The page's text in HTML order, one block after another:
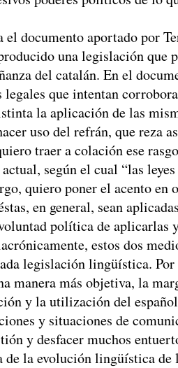
documento aportado por
una legislación
del catalán. En el
legales que intentan
la aplicación de las
uso del refrán, que reza
traer a colación ese
según el cual “las
quiero poner el acento en
en general, sean
política de aplicarlas
estos dos
legislación lingüística.
manera más objetiva, la
y la utilización del
y situaciones de
y desfacer muchos
de la evolución lingüística de